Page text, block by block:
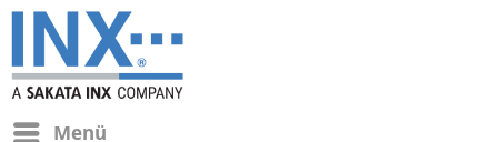
Menü